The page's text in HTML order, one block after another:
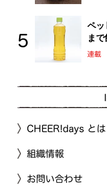
ペッ
まで
連載
CHEER!days とは
組織情報
お問い合わせ